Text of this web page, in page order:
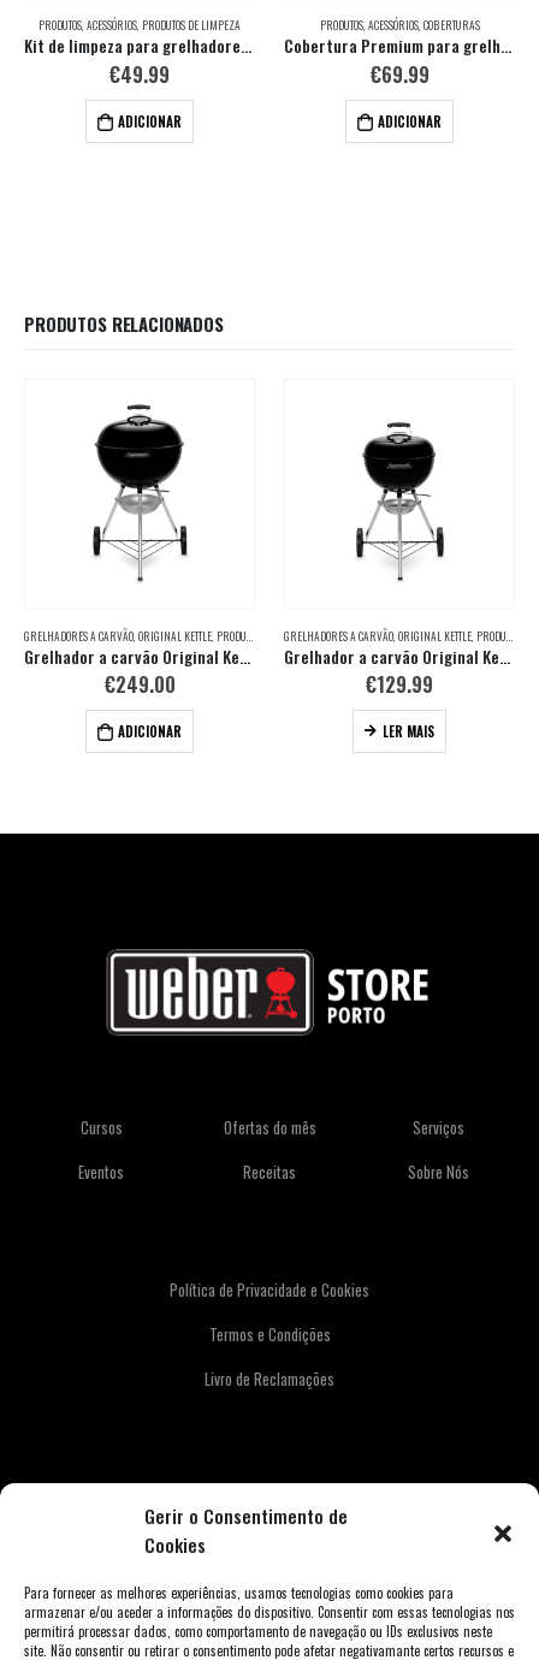
Gerir o Consentimento de
Cookies
Para fornecer as melhores experiências, usamos tecnologias como cookies para
armazenar e/ou aceder a informações do dispositivo. Consentir com essas tecnologias nos
permitirá processar dados, como comportamento de navegação ou IDs exclusivos neste
site. Não consentir ou retirar o consentimento pode afetar negativamante certos recursos e
PRODUTOS, ACESSÓRIOS, PRODUTOS DE LIMPEZA
Kit de limpeza para grelhadores a carvão
€49.99
ADICIONAR
PRODUTOS, ACESSÓRIOS, COBERTURAS
Cobertura Premium para grelhador
€69.99
ADICIONAR
PRODUTOS RELACIONADOS
GRELHADORES A CARVÃO ORIGINAL KETTLE PRODUTOS
Grelhador a carvão Original Kettle E-5710 de 57 cm
€249.00
ADICIONAR
GRELHADORES A CARVÃO ORIGINAL KETTLE PRODUTOS
Grelhador a carvão Original Kettle E-4710 de 47 cm
€129.99
LER MAIS
Cursos
Eventos
Ofertas do mês
Receitas
Serviços
Sobre Nós
Política de Privacidade e Cookies
Termos e Condições
Livro de Reclamações